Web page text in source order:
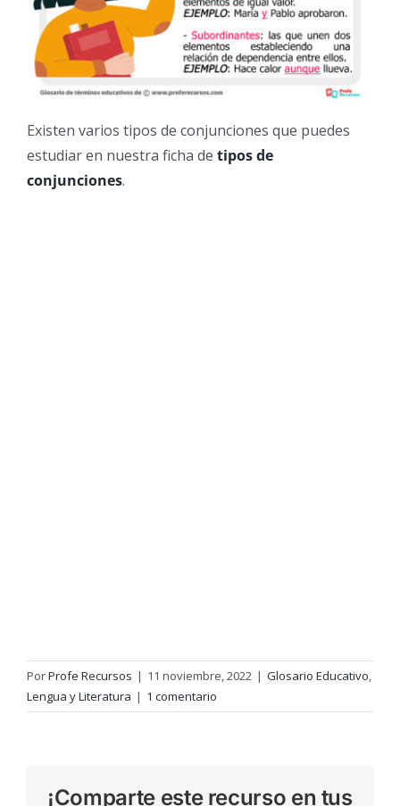
Existen varios tipos de conjunciones que puedes
estudiar en nuestra ficha de tipos de
conjunciones.
PorProfe Recursos | 11 noviembre, 2022 | Glosario Educativo,
Lengua y Literatura | 1 comentario
¡Comparte este recurso en tus